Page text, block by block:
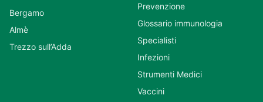
Bergamo
Almè
Trezzo sull’Adda
Prevenzione
Glossario immunologia
Specialisti
Infezioni
Strumenti Medici
Vaccini